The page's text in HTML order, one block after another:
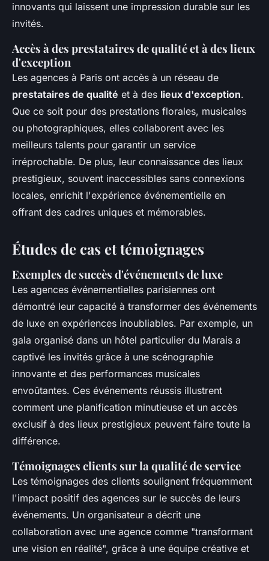
innovants qui laissent une impression durable sur les
invités.
Accès à des prestataires de qualité et à des lieux
d'exception
Les agences à Paris ont accès à un réseau de
prestataires de qualité et à des lieux d'exception.
Que ce soit pour des prestations florales, musicales
ou photographiques, elles collaborent avec les
meilleurs talents pour garantir un service
irréprochable. De plus, leur connaissance des lieux
prestigieux, souvent inaccessibles sans connexions
locales, enrichit l'expérience événementielle en
offrant des cadres uniques et mémorables.
Études de cas et témoignages
Exemples de succès d'événements de luxe
Les agences événementielles parisiennes ont
démontré leur capacité à transformer des événements
de luxe en expériences inoubliables. Par exemple, un
gala organisé dans un hôtel particulier du Marais a
captivé les invités grâce à une scénographie
innovante et des performances musicales
envoûtantes. Ces événements réussis illustrent
comment une planification minutieuse et un accès
exclusif à des lieux prestigieux peuvent faire toute la
différence.
Témoignages clients sur la qualité de service
Les témoignages des clients soulignent fréquemment
l'impact positif des agences sur le succès de leurs
événements. Un organisateur a décrit une
collaboration avec une agence comme "transformant
une vision en réalité", grâce à une équipe créative et